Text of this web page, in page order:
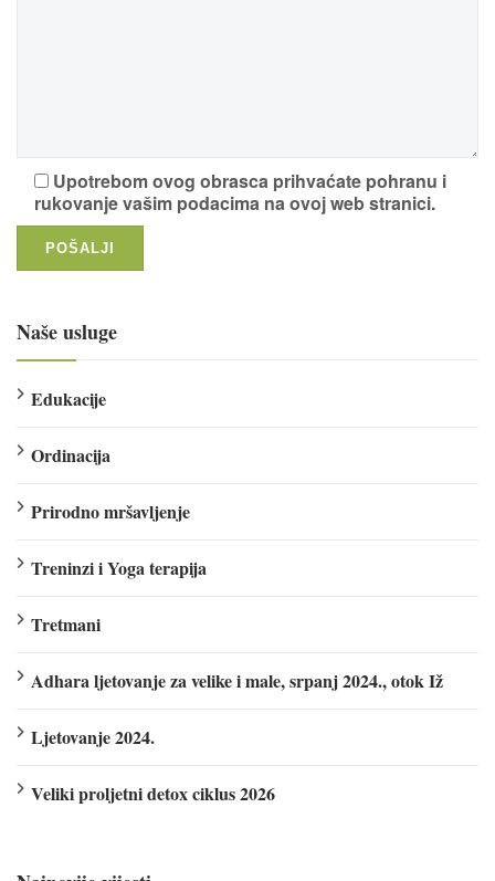
Upotrebom ovog obrasca prihvaćate pohranu i
rukovanje vašim podacima na ovoj web stranici.
Naše usluge
Edukacije
Ordinacija
Prirodno mršavljenje
Treninzi i Yoga terapija
Tretmani
Adhara ljetovanje za velike i male, srpanj 2024., otok Iž
Ljetovanje 2024.
Veliki proljetni detox ciklus 2026